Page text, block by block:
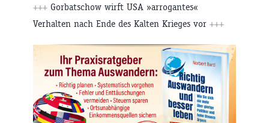
+++ Gorbatschow wirft USA »arrogantes«
Verhalten nach Ende des Kalten Krieges vor +++